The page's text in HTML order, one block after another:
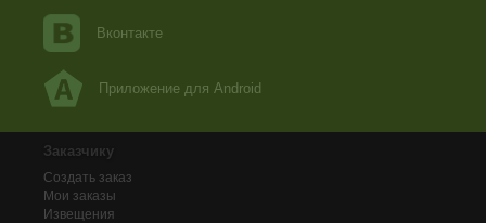
Вконтакте
Приложение для Android
Заказчику
Создать заказ
Мои заказы
Извещения